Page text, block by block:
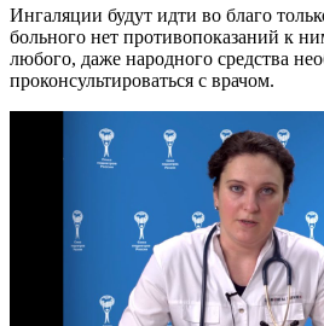
Ингаляции будут идти во благо
больного нет противопоказаний к
любого, даже народного средства
проконсультироваться с врачом.